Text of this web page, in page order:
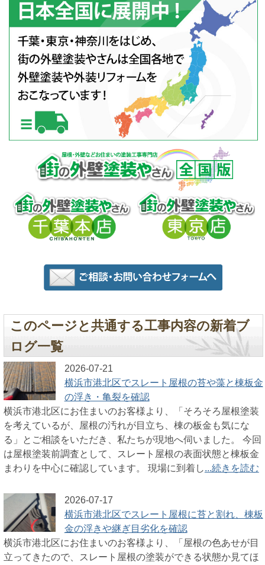
このページと共通する工事内容の新着ブ
ログ一覧
2026-07-21
横浜市港北区でスレート屋根の苔や藻と棟板金
の浮き・亀裂を確認
横浜市港北区にお住まいのお客様より、「そろそろ屋根塗装
を考えているが、屋根の汚れが目立ち、棟の板金も気にな
る」とご相談をいただき、私たちが現地へ伺いました。 今回
は屋根塗装前調査として、スレート屋根の表面状態と棟板金
まわりを中心に確認しています。 現場に到着し...続きを読む
2026-07-17
横浜市港北区でスレート屋根に苔と割れ、棟板
金の浮きや継ぎ目劣化を確認
横浜市港北区にお住まいのお客様より、「屋根の色あせが目
立ってきたので、スレート屋根の塗装ができる状態か見てほ